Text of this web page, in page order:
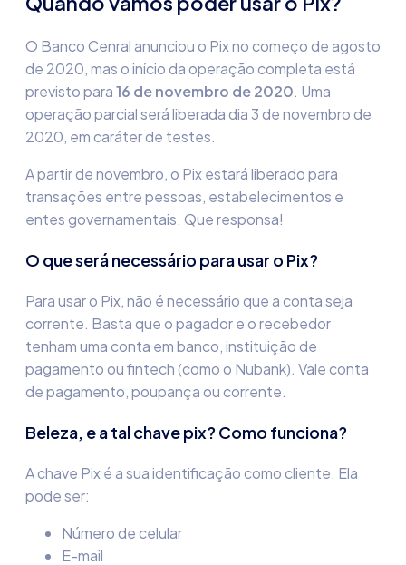
O Banco Cenral anunciou o Pix no começo de agosto
de 2020, mas o início da operação completa está
previsto para16 de novembro de 2020. Uma
operação parcial será liberada dia 3 de novembro de
2020, em caráter de testes.
A partir de novembro, o Pix estará liberado para
transações entre pessoas, estabelecimentos e
entes governamentais. Que responsa!
O que será necessário para usar o Pix?
Para usar o Pix, não é necessário que a conta seja
corrente. Basta que o pagador e o recebedor
tenham uma conta em banco, instituição de
pagamento ou fintech (como o Nubank). Vale conta
de pagamento, poupança ou corrente.
Beleza, e a tal chave pix? Como funciona?
A chave Pix é a sua identificação como cliente. Ela
pode ser:
Número de celular
E-mail